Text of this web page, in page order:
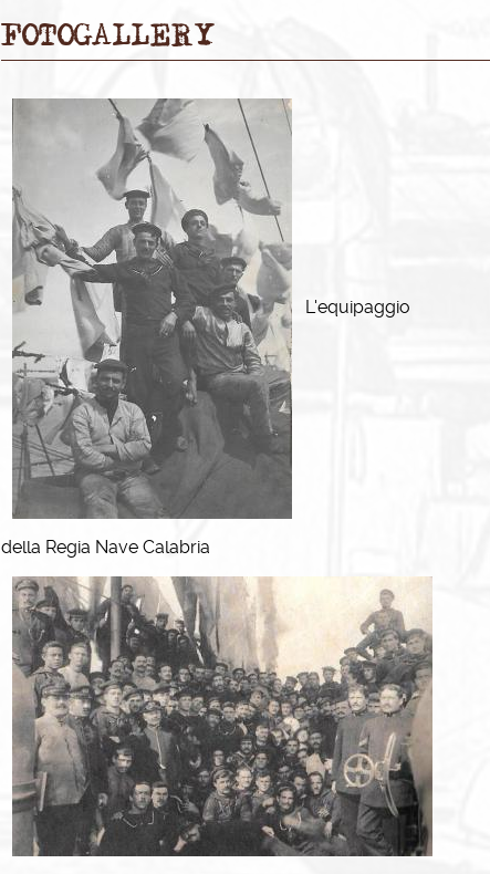
FOTOGALLERY
L'equipaggio
della Regia Nave Calabria